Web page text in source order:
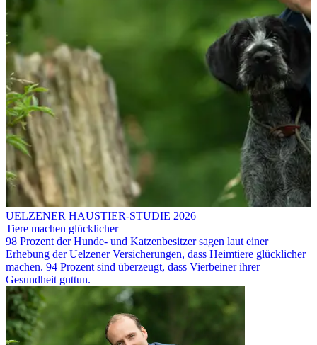
UELZENER HAUSTIER-STUDIE 2026
Tiere machen glücklicher
98 Prozent der Hunde- und Katzenbesitzer sagen laut einer
Erhebung der Uelzener Versicherungen, dass Heimtiere glücklicher
machen. 94 Prozent sind überzeugt, dass Vierbeiner ihrer
Gesundheit guttun.